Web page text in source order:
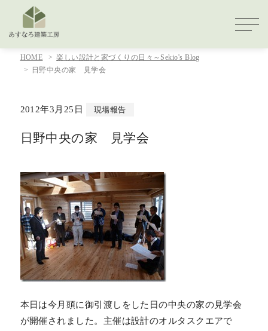
HOME
楽しい設計と家づくりの日々～Sekio's Blog
日野中央の家 見学会
2012年3月25日 現場報告
日野中央の家 見学会
本日は今月頭に御引渡しをした日の中央の家の見学会
が開催されました。主催は設計のオルタスクエアで